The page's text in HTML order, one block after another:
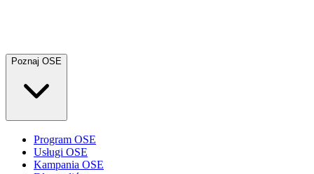
Poznaj OSE
Program OSE
Usługi OSE
Kampania OSE